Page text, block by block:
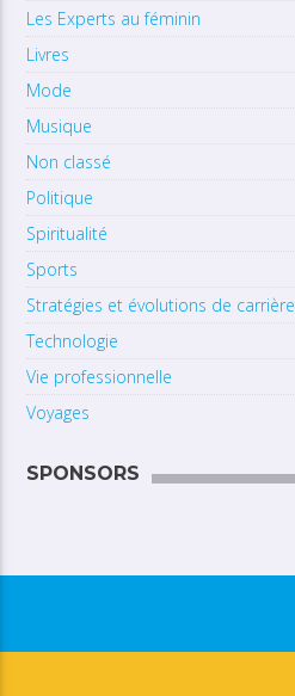
Les Experts au féminin
Livres
Mode
Musique
Non classé
Politique
Spiritualité
Sports
Stratégies et évolutions de carrière
Technologie
Vie professionnelle
Voyages
SPONSORS